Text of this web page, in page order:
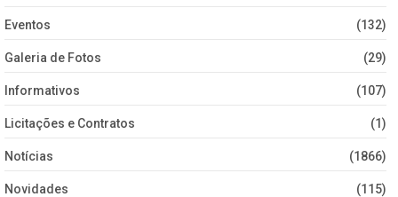
Eventos (132)
Galeria de Fotos (29)
Informativos (107)
Licitações e Contratos (1)
Notícias (1866)
Novidades (115)